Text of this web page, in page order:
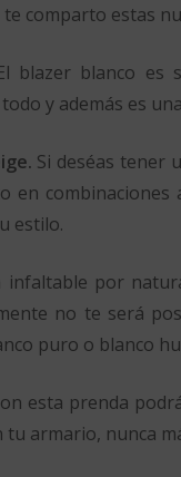
te comparto estas
blazer blanco es
y además es
Si deséas tener
en combinaciones
estilo.
infaltable por
no te será
puro o blanco
esta prenda
tu armario, nunca